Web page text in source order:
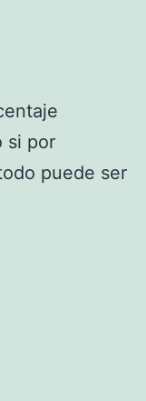
si por
puede ser